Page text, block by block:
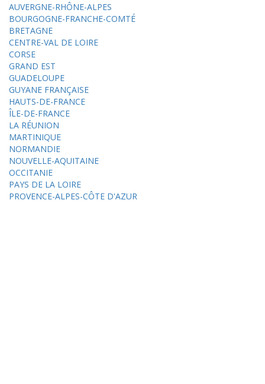
AUVERGNE-RHÔNE-ALPES
BOURGOGNE-FRANCHE-COMTÉ
BRETAGNE
CENTRE-VAL DE LOIRE
CORSE
GRAND EST
GUADELOUPE
GUYANE FRANÇAISE
HAUTS-DE-FRANCE
ÎLE-DE-FRANCE
LA RÉUNION
MARTINIQUE
NORMANDIE
NOUVELLE-AQUITAINE
OCCITANIE
PAYS DE LA LOIRE
PROVENCE-ALPES-CÔTE D'AZUR